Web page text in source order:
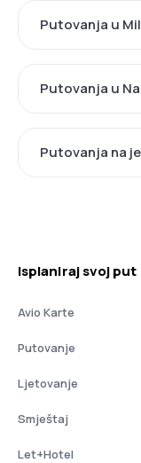
Putovanja u
Putovanja u
Putovanja na
Isplaniraj svoj put
Avio Karte
Putovanje
Ljetovanje
Smještaj
Let+Hotel